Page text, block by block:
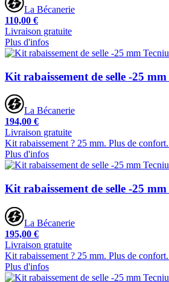
La Bécanerie
110,00 €
Livraison gratuite
Plus d'infos
Kit rabaissement de selle -25
La Bécanerie
194,00 €
Livraison gratuite
Kit rabaissement ? 25 mm. Plus de
Plus d'infos
Kit rabaissement de selle -25
La Bécanerie
195,00 €
Livraison gratuite
Kit rabaissement ? 25 mm. Plus de
Plus d'infos